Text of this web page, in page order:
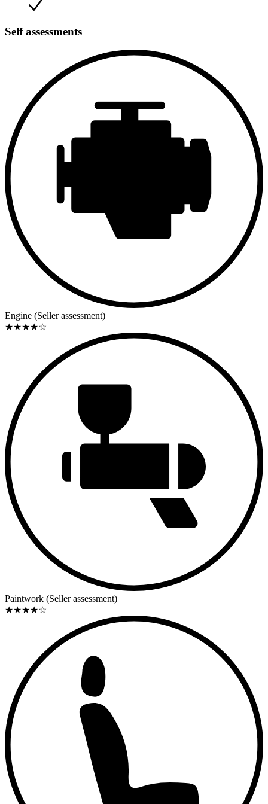
Self assessments
Engine (Seller assessment)
★★★★☆
Paintwork (Seller assessment)
★★★★☆